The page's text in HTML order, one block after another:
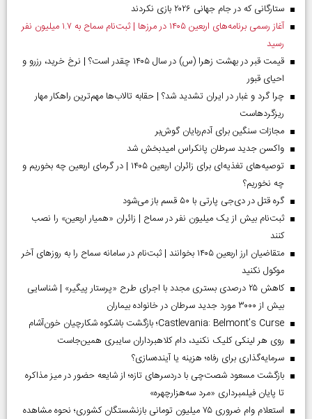
ستارگانی که در جام جهانی ۲۰۲۶ بازی نکردند
آغاز رسمی برنامه‌های اربعین ۱۴۰۵ در مرز‌ها | ثبت‌نام سماح به ۱.۷ میلیون نفر
رسید
قیمت قبر در بهشت زهرا (س) در سال ۱۴۰۵ چقدر است؟ | نرخ خرید، رزرو و
احیای قبور
چرا گرد و غبار در ایران تشدید شد؟ | حقابه تالاب‌ها مهم‌ترین راهکار مهار
ریزگردهاست
مجازات سنگین برای آدم‌ربایان گوش‌بر
واکسن جدید سرطان پانکراس امیدبخش شد
توصیه‌های تغذیه‌ای برای زائران اربعین ۱۴۰۵ | در گرمای اربعین چه بخوریم و
چه نخوریم؟
گره قتل در دی‌جی پارتی با ۵۰ قسم باز می‌شود
ثبت‌نام بیش از یک میلیون نفر در سماح | زائران «همیار اربعین» را نصب
کنند
متقاضیان ارز اربعین ۱۴۰۵ بخوانند | ثبت‌نام در سامانه سماح را به روز‌های آخر
موکول نکنید
کاهش ۲۵ درصدی بستری مجدد با اجرای طرح «پرستار پیگیر» | شناسایی
بیش از ۳۰۰۰ مورد جدید سرطان در خانواده بیماران
Castlevania: Belmont’s Curse؛ بازگشت باشکوه شکارچیان خون‌آشام
روی هر لینکی کلیک نکنید، دام کلاهبرداران سایبری همین‌جاست
سرمایه‌گذاری برای رفاه؛ هزینه یا آینده‌سازی؟
بازگشت مسعود شصت‌چی با دردسر‌های تازه؛ از شایعه حضور در میز مذاکره
تا پایان فیلمبرداری «مرد سه‌هزارچهره»
استعلام وام ضروری ۷۵ میلیون تومانی بازنشستگان کشوری؛ نحوه مشاهده